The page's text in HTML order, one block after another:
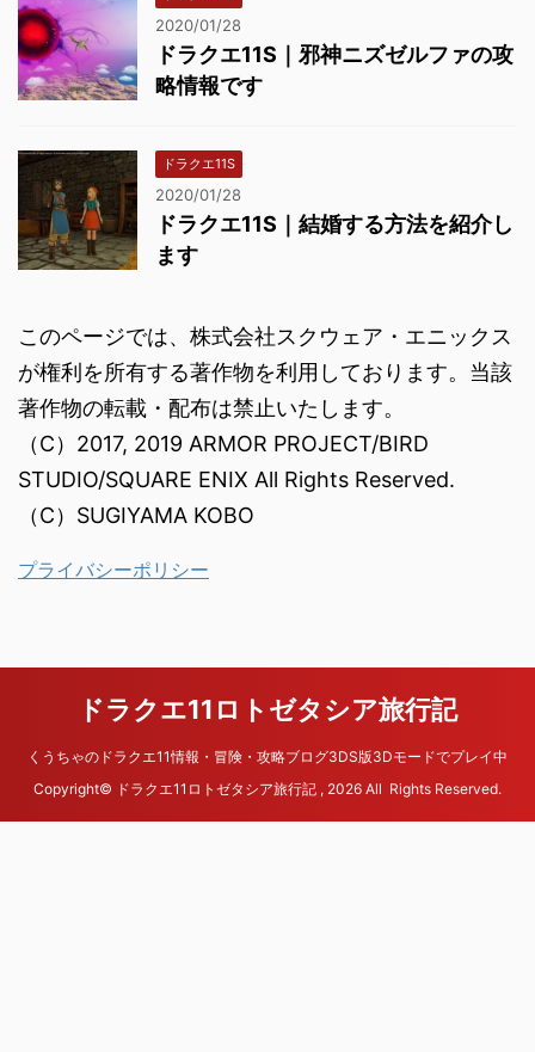
2020/01/28
ドラクエ11S｜邪神ニズゼルファの攻
略情報です
ドラクエ11S
2020/01/28
ドラクエ11S｜結婚する方法を紹介し
ます
このページでは、株式会社スクウェア・エニックス
が権利を所有する著作物を利用しております。当該
著作物の転載・配布は禁止いたします。
（C）2017, 2019 ARMOR PROJECT/BIRD
STUDIO/SQUARE ENIX All Rights Reserved.
（C）SUGIYAMA KOBO
プライバシーポリシー
ドラクエ11ロトゼタシア旅行記
くうちゃのドラクエ11情報・冒険・攻略ブログ3DS版3Dモードでプレイ中
Copyright© ドラクエ11ロトゼタシア旅行記 , 2026 All Rights Reserved.